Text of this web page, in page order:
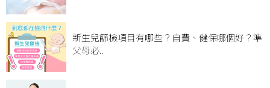
新生兒篩檢項目有哪些？自費、健保哪個好？準
父母必..